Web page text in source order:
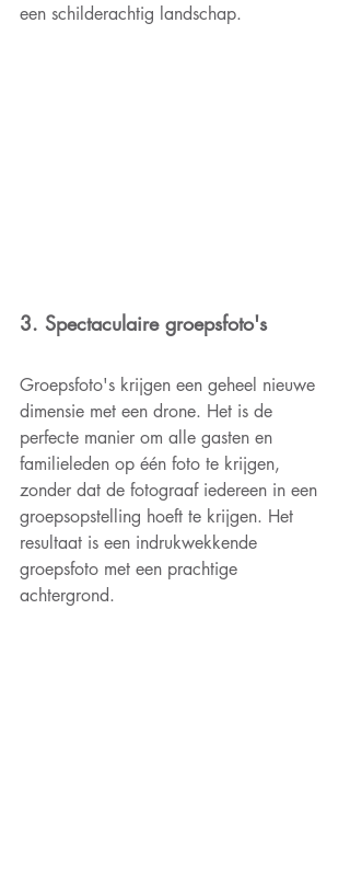
een schilderachtig landschap.
3. Spectaculaire groepsfoto's
Groepsfoto's krijgen een geheel nieuwe
dimensie met een drone. Het is de
perfecte manier om alle gasten en
familieleden op één foto te krijgen,
zonder dat de fotograaf iedereen in een
groepsopstelling hoeft te krijgen. Het
resultaat is een indrukwekkende
groepsfoto met een prachtige
achtergrond.